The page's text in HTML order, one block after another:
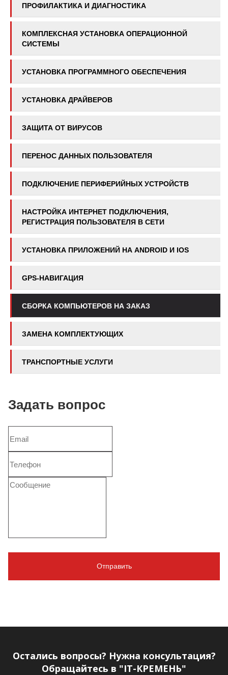
ПРОФИЛАКТИКА И ДИАГНОСТИКА
КОМПЛЕКСНАЯ УСТАНОВКА ОПЕРАЦИОННОЙ
СИСТЕМЫ
УСТАНОВКА ПРОГРАММНОГО ОБЕСПЕЧЕНИЯ
УСТАНОВКА ДРАЙВЕРОВ
ЗАЩИТА ОТ ВИРУСОВ
ПЕРЕНОС ДАННЫХ ПОЛЬЗОВАТЕЛЯ
ПОДКЛЮЧЕНИЕ ПЕРИФЕРИЙНЫХ УСТРОЙСТВ
НАСТРОЙКА ИНТЕРНЕТ ПОДКЛЮЧЕНИЯ,
РЕГИСТРАЦИЯ ПОЛЬЗОВАТЕЛЯ В СЕТИ
УСТАНОВКА ПРИЛОЖЕНИЙ НА ANDROID И IOS
GPS-НАВИГАЦИЯ
СБОРКА КОМПЬЮТЕРОВ НА ЗАКАЗ
ЗАМЕНА КОМПЛЕКТУЮЩИХ
ТРАНСПОРТНЫЕ УСЛУГИ
Задать вопрос
Остались вопросы? Нужна консультация?
Обращайтесь в "IT-КРЕМЕНЬ"